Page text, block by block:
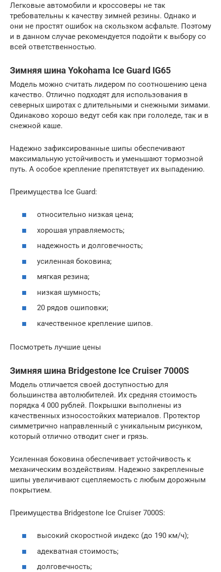
Легковые автомобили и кроссоверы не так
требовательны к качеству зимней резины. Однако и
они не простят ошибок на скользком асфальте. Поэтому
и в данном случае рекомендуется подойти к выбору со
всей ответственностью.
Зимняя шина Yokohama Ice Guard IG65
Модель можно считать лидером по соотношению цена
качество. Отлично подходят для использования в
северных широтах с длительными и снежными зимами.
Одинаково хорошо ведут себя как при гололеде, так и в
снежной каше.
Надежно зафиксированные шипы обеспечивают
максимальную устойчивость и уменьшают тормозной
путь. А особое крепление препятствует их выпадению.
Преимущества Ice Guard:
относительно низкая цена;
хорошая управляемость;
надежность и долговечность;
усиленная боковина;
мягкая резина;
низкая шумность;
20 рядов ошиповки;
качественное крепление шипов.
Посмотреть лучшие цены
Зимняя шина Bridgestone Ice Cruiser 7000S
Модель отличается своей доступностью для
большинства автолюбителей. Их средняя стоимость
порядка 4 000 рублей. Покрышки выполнены из
качественных износостойких материалов. Протектор
симметрично направленный с уникальным рисунком,
который отлично отводит снег и грязь.
Усиленная боковина обеспечивает устойчивость к
механическим воздействиям. Надежно закрепленные
шипы увеличивают сцепляемость с любым дорожным
покрытием.
Преимущества Bridgestone Ice Cruiser 7000S:
высокий скоростной индекс (до 190 км/ч);
адекватная стоимость;
долговечность;